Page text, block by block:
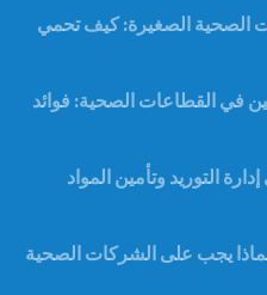
الصحية الصغيرة: كيف تحمي
في القطاعات الصحية: فوائد
التوريد وتأمين المواد
لماذا يجب على الشركات الصحية